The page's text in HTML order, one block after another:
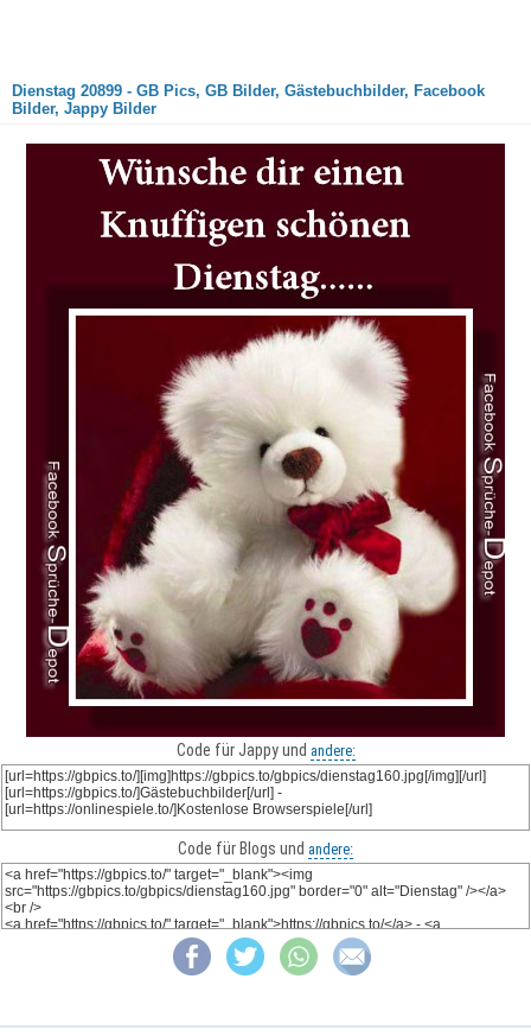
Dienstag 20899 - GB Pics, GB Bilder, Gästebuchbilder, Facebook
Bilder, Jappy Bilder
Code für Jappy und andere:
Code für Blogs und andere: